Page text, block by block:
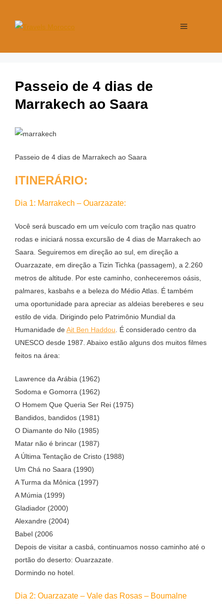
Passeio de 4 dias de
Marrakech ao Saara
Passeio de 4 dias de Marrakech ao Saara
ITINERÁRIO:
Dia 1: Marrakech – Ouarzazate:
Você será buscado em um veículo com tração nas quatro
rodas e iniciará nossa excursão de 4 dias de Marrakech ao
Saara. Seguiremos em direção ao sul, em direção a
Ouarzazate, em direção a Tizin Tichka (passagem), a 2.260
metros de altitude. Por este caminho, conheceremos oásis,
palmares, kasbahs e a beleza do Médio Atlas. É também
uma oportunidade para apreciar as aldeias bereberes e seu
estilo de vida. Dirigindo pelo Patrimônio Mundial da
Humanidade deAit Ben Haddou . É considerado centro da
UNESCO desde 1987. Abaixo estão alguns dos muitos filmes
feitos na área:
Lawrence da Arábia (1962)
Sodoma e Gomorra (1962)
O Homem Que Queria Ser Rei (1975)
Bandidos, bandidos (1981)
O Diamante do Nilo (1985)
Matar não é brincar (1987)
A Última Tentação de Cristo (1988)
Um Chá no Saara (1990)
A Turma da Mônica (1997)
A Múmia (1999)
Gladiador (2000)
Alexandre (2004)
Babel (2006
Depois de visitar a casbá, continuamos nosso caminho até o
portão do deserto: Ouarzazate.
Dormindo no hotel.
Dia 2: Ouarzazate – Vale das Rosas – Boumalne